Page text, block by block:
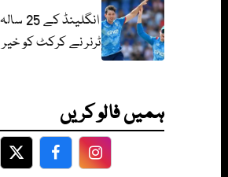
ٹرنر نے کرکٹ کو خیر
ہمیں فالو کریں
TwitterFacebookFacebook